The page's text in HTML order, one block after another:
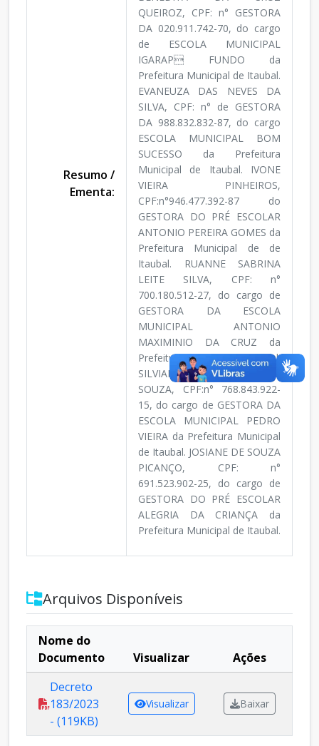
Resumo /
Ementa:
QUEIROZ, CPF: n° GESTORA
DA 020.911.742-70, do cargo
de ESCOLA MUNICIPAL
IGARAP FUNDO da
Prefeitura Municipal de Itaubal.
EVANEUZA DAS NEVES DA
SILVA, CPF: n° de GESTORA
DA 988.832.832-87, do cargo
ESCOLA MUNICIPAL BOM
SUCESSO da Prefeitura
Municipal de Itaubal. IVONE
VIEIRA PINHEIROS,
CPF:n°946.477.392-87 do
GESTORA DO PRÉ ESCOLAR
ANTONIO PEREIRA GOMES da
Prefeitura Municipal de de
Itaubal. RUANNE SABRINA
LEITE SILVA, CPF: n°
700.180.512-27, do cargo de
GESTORA DA ESCOLA
MUNICIPAL ANTONIO
MAXIMINIO DA CRUZ da
Prefeitura Municipal de Itaubal.
SILVIANE LOUREIRO DE
SOUZA, CPF:n° 768.843.922-
15, do cargo de GESTORA DA
ESCOLA MUNICIPAL PEDRO
VIEIRA da Prefeitura Municipal
de Itaubal. JOSIANE DE SOUZA
PICANÇO, CPF: n°
691.523.902-25, do cargo de
GESTORA DO PRÉ ESCOLAR
ALEGRIA DA CRIANÇA da
Prefeitura Municipal de Itaubal.
Arquivos Disponíveis
Nome do
Documento
Visualizar
Ações
Decreto
183/2023
- (119KB)
Visualizar Baixar